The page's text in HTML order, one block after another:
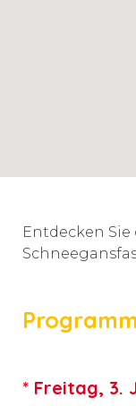
Entdecken
* Freitag, 3.